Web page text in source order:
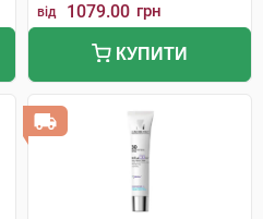
від 1079.00 грн
КУПИТИ